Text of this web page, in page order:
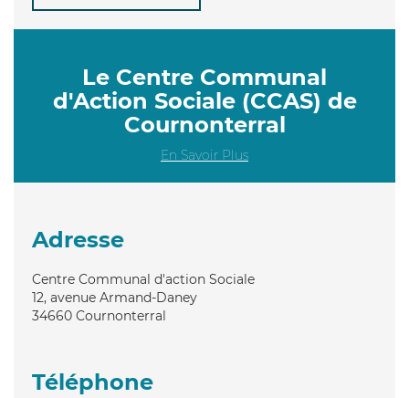
Le Centre Communal
d'Action Sociale (CCAS) de
Cournonterral
En Savoir Plus
Adresse
Centre Communal d'action Sociale
12, avenue Armand-Daney
34660 Cournonterral
Téléphone